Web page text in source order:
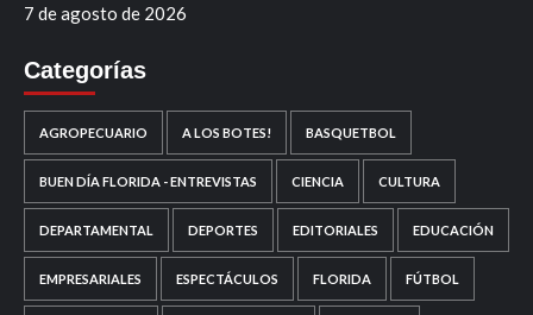
7 de agosto de 2026
Categorías
AGROPECUARIO A LOS BOTES! BASQUETBOL
BUEN DÍA FLORIDA - ENTREVISTAS CIENCIA CULTURA
DEPARTAMENTAL DEPORTES EDITORIALES EDUCACIÓN
EMPRESARIALES ESPECTÁCULOS FLORIDA FÚTBOL